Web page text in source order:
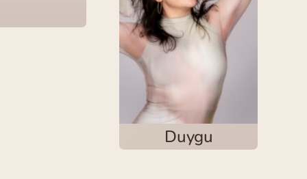
Duygu